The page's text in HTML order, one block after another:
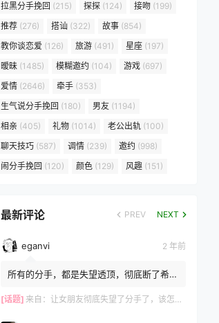
拉黑分手挽回 (215) 探探 (124) 接吻 (199)
推荐 (276) 搭讪 (322) 故事 (854)
教你谈恋爱 (126) 旅游 (491) 星座 (197)
暧昧 (1485) 模糊邀约 (104) 游戏 (697)
爱情 (2646) 牵手 (353)
生气说分手挽回 (180) 男友 (1194)
相亲 (405) 礼物 (1014) 老公出轨 (100)
聊天技巧 (587) 调情 (239) 邀约 (998)
闹分手挽回 (120) 颜色 (129) 风趣 (151)
最新评论 PREV NEXT
eganvi 2 年前
所有的分手，都是失望透顶，彻底断了希
望的过程。 ?女生嘴上说...
[话题] 来自： 让女朋友彻底失望了分手了，该怎么挽回？